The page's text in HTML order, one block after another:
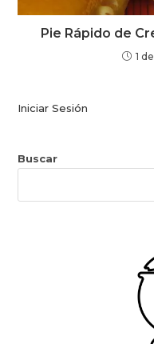
Pie Rápido de
1
Iniciar Sesión
Buscar